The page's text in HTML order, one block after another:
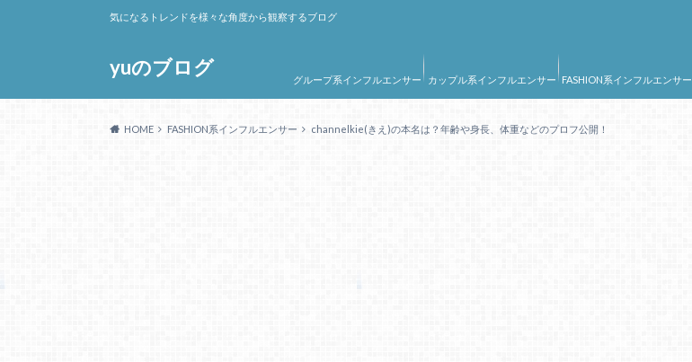
yuのブログ
気になるトレンドを様々な角度から観察するブログ
グループ系インフルエンサー カップル系インフルエンサー FASHION系インフルエンサー
HOME FASHION系インフルエンサー channelkie(きえ)の本名は？年齢や身長、体重などのプロフ公開！